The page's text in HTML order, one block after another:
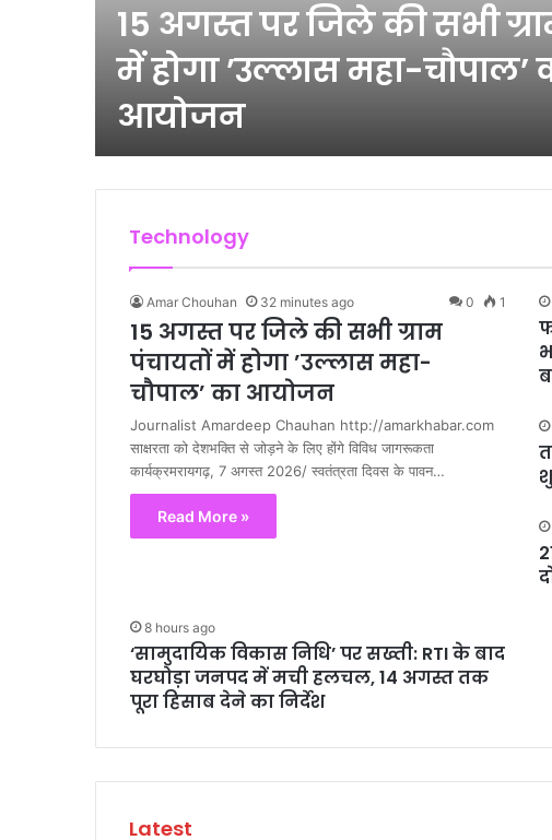
15 अगस्त पर जिले की सभी
में होगा ’उल्लास महा-चौपाल’
आयोजन
Technology
Amar Chouhan 32 minutes ago 0 1
15 अगस्त पर जिले की सभी ग्राम
पंचायतों में होगा ’उल्लास महा-
चौपाल’ का आयोजन
Journalist Amardeep Chauhan http://amarkhabar.com
साक्षरता को देशभक्ति से जोड़ने के लिए होंगे विविध जागरूकता
कार्यक्रमरायगढ़, 7 अगस्त 2026/ स्वतंत्रता दिवस के पावन…
Read More »
8 hours ago
‘सामुदायिक विकास निधि’ पर सख्ती: RTI के बाद
घरघोड़ा जनपद में मची हलचल, 14 अगस्त तक
पूरा हिसाब देने का निर्देश
Latest